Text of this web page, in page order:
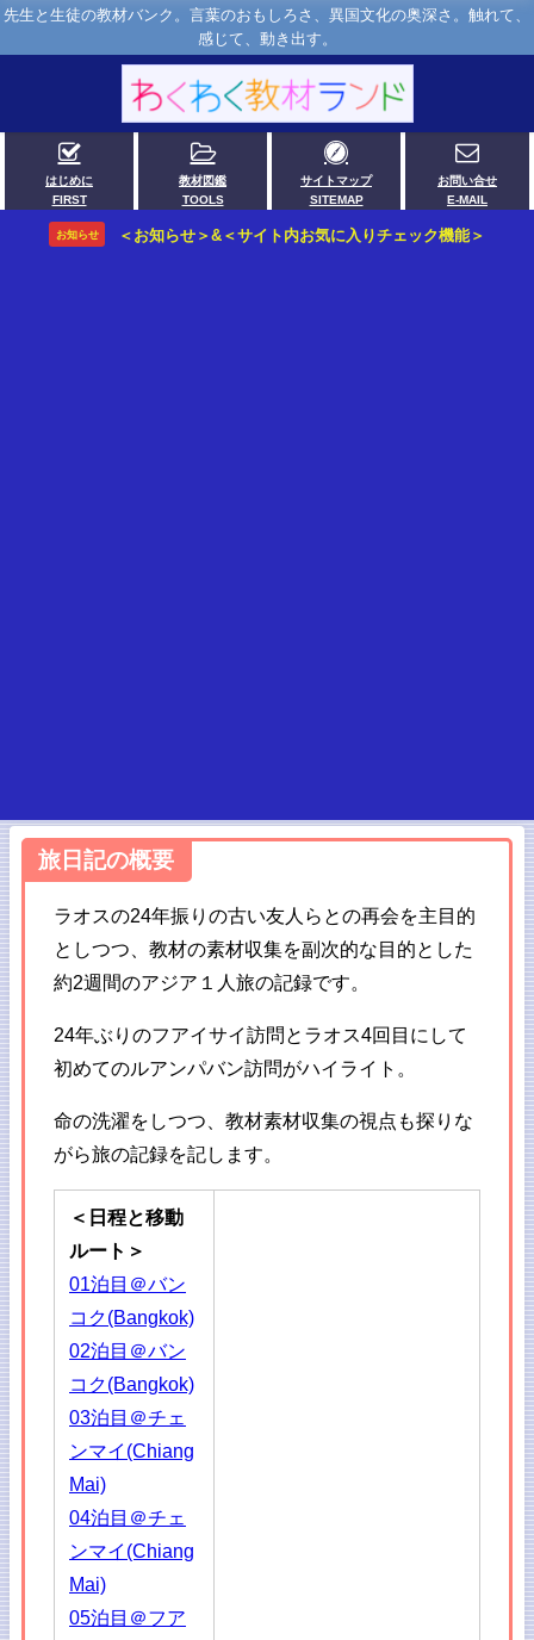
先生と生徒の教材バンク。言葉のおもしろさ、異国文化の奥深さ。触れて、
感じて、動き出す。
はじめに
FIRST
教材図鑑
TOOLS
サイトマップ
SITEMAP
お問い合せ
E-MAIL
お知らせ ＜お知らせ＞&＜サイト内お気に入りチェック機能＞
旅日記の概要
ラオスの24年振りの古い友人らとの再会を主目的
としつつ、教材の素材収集を副次的な目的とした
約2週間のアジア１人旅の記録です。
24年ぶりのフアイサイ訪問とラオス4回目にして
初めてのルアンパバン訪問がハイライト。
命の洗濯をしつつ、教材素材収集の視点も探りな
がら旅の記録を記します。
＜日程と移動
ルート＞
01泊目＠バン
コク(Bangkok)
02泊目＠バン
コク(Bangkok)
03泊目＠チェ
ンマイ(Chiang
Mai)
04泊目＠チェ
ンマイ(Chiang
Mai)
05泊目＠フア